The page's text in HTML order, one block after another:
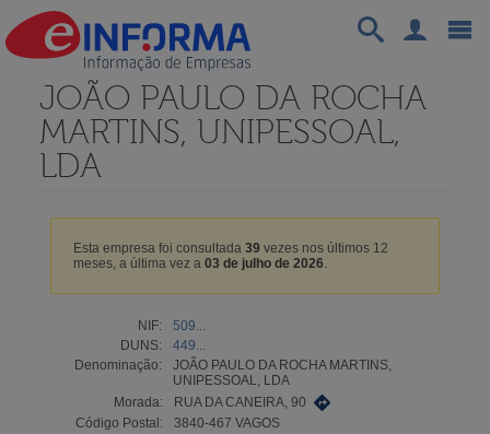
JOÃO PAULO DA ROCHA
MARTINS, UNIPESSOAL,
LDA
Esta empresa foi consultada 39 vezes nos últimos 12
meses, a última vez a 03 de julho de 2026.
NIF:
509...
DUNS:
449...
Denominação:
JOÃO PAULO DA ROCHA MARTINS,
UNIPESSOAL, LDA
Morada:
RUA DA CANEIRA, 90
Código Postal:
3840-467 VAGOS